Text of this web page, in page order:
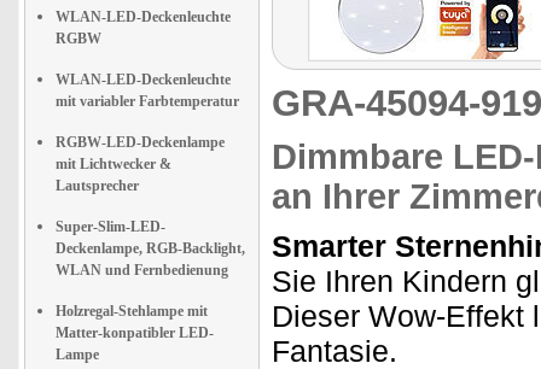
WLAN-LED-Deckenleuchte
RGBW
WLAN-LED-Deckenleuchte
mit variabler Farbtemperatur
RGBW-LED-Deckenlampe
mit Lichtwecker &
Lautsprecher
Super-Slim-LED-
Deckenlampe, RGB-Backlight,
WLAN und Fernbedienung
Holzregal-Stehlampe mit
Matter-konpatibler LED-
Lampe
GRA-45094-
Dimmbare
an Ihrer
Smarter
Sie Ihren Kindern
Dieser Wow-Effekt
Fantasie.